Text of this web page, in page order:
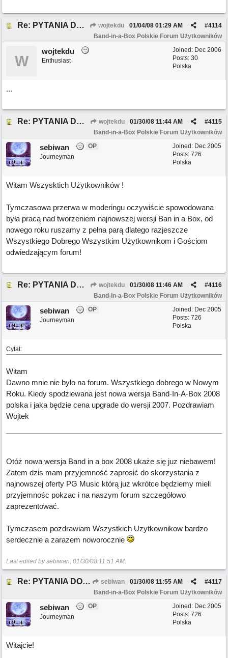
Re: PYTANIA DO MODERATORA *DELETED* *DELETED* wojtekdu #4114
01/04/08 01:29 AM
Band-in-a-Box Polskie Forum Użytkowników
Joined: Dec 2006
Posts: 30
Polska
W
wojtekdu
Enthusiast
...
Re: PYTANIA DO MODERATORA wojtekdu #4115
01/30/08 11:44 AM
Band-in-a-Box Polskie Forum Użytkowników
Joined: Dec 2005
Posts: 726
Polska
sebiwan
OP
Journeyman
Witam Wszysktich Użytkowników !
Tymczasowa przerwa w moderingu oczywiście spowodowana
była pracą nad tworzeniem najnowszej wersji Ban in a Box, od
nowego roku ruszamy z pełna parą dlatego razjeszcze
Wszystkiego Dobrego Wszystkim Użytkownikom i Gościom
odwiedzającym forum!
Re: PYTANIA DO MODERATORA wojtekdu #4116
01/30/08 11:46 AM
Band-in-a-Box Polskie Forum Użytkowników
Joined: Dec 2005
Posts: 726
Polska
sebiwan
OP
Journeyman
Cytat:
Witam
Dawno mnie nie było na forum. Wszystkiego dobrego w Nowym
Roku. Kiedy spodziewana jest nowa wersja Band-In-A-Box 2008
polska i jaka będzie cena upgrade do wersji 2007. Pozdrawiam
Wojtek
Otóż nowa wersja Band in a box 2008 ukaże się juz niebawem!
Zatem dzis mam przyjemność zaprosić do skorzystania z
najnowszej oferty PG Music którą już wkrótce będziemy mieli
przyjemnośc pokzac i na naszym forum szczegółowo
zaprezentować.
Tymczasem pozdrawiam Wszystkich Uzytkownikow bardzo
serdecznie a zarazem noworocznie
Last edited by sebiwan; 01/30/08 11:51 AM.
Re: PYTANIA DO MODERATORA sebiwan #4117
01/30/08 11:55 AM
Band-in-a-Box Polskie Forum Użytkowników
Joined: Dec 2005
Posts: 726
Polska
sebiwan
OP
Journeyman
Witajcie!